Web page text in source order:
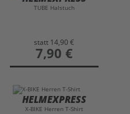
TUBE Halstuch
statt 14,90 €
preis
7,90 €
HELMEXPRESS
X-BIKE Herren T-Shirt